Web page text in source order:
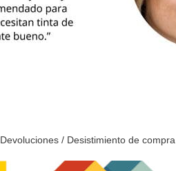
Devoluciones / Desistimiento de compra